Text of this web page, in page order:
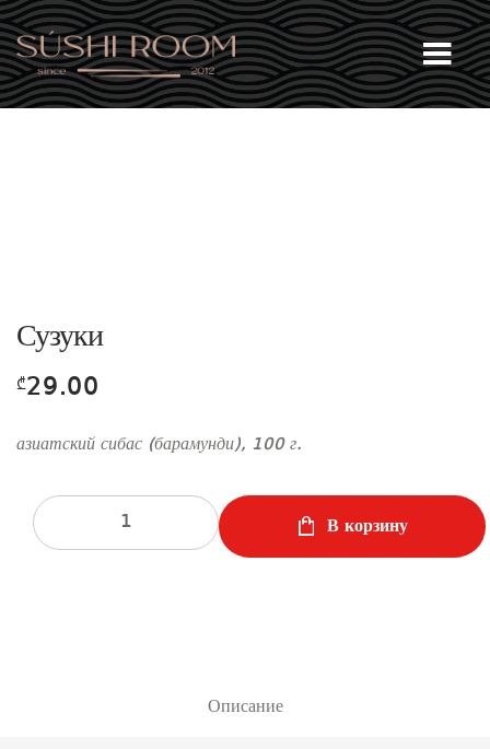
Skip
to
navigation
Skip
to
content
Сузуки
₾29.00
азиатский сибас (барамунди), 100 г.
Количество
В корзину
Описание